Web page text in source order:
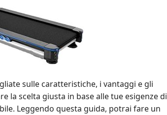
sulle caratteristiche, i vantaggi e gli
la scelta giusta in base alle tue esigenze di
Leggendo questa guida, potrai fare un